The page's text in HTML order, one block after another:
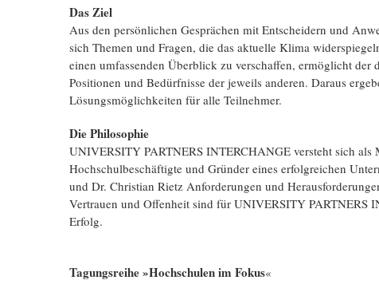
Das Ziel
Aus den persönlichen Gesprächen mit Entscheidern und
sich Themen und Fragen, die das aktuelle Klima
einen umfassenden Überblick zu verschaffen, ermöglicht
Positionen und Bedürfnisse der jeweils anderen. Daraus
Lösungsmöglichkeiten für alle Teilnehmer.
Die Philosophie
UNIVERSITY PARTNERS INTERCHANGE versteht sich
Hochschulbeschäftigte und Gründer eines erfolgreichen
und Dr. Christian Rietz Anforderungen und
Vertrauen und Offenheit sind für UNIVERSITY PARTNERS
Erfolg.
Tagungsreihe »Hochschulen im Fokus«